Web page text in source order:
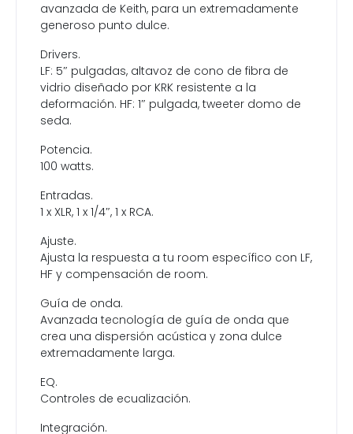
avanzada de Keith, para un extremadamente
generoso punto dulce.
Drivers.
LF: 5″ pulgadas, altavoz de cono de fibra de
vidrio diseñado por KRK resistente a la
deformación. HF: 1″ pulgada, tweeter domo de
seda.
Potencia.
100 watts.
Entradas.
1 x XLR, 1 x 1/4″, 1 x RCA.
Ajuste.
Ajusta la respuesta a tu room específico con LF,
HF y compensación de room.
Guía de onda.
Avanzada tecnología de guía de onda que
crea una dispersión acústica y zona dulce
extremadamente larga.
EQ.
Controles de ecualización.
Integración.